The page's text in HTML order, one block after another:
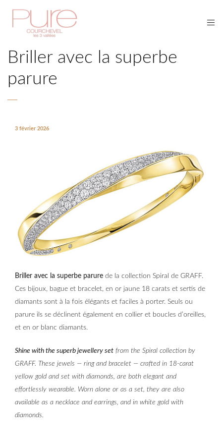
Briller avec la superbe
parure
3 février 2026
Briller avec la superbe parure de la collection Spiral de GRAFF.
Ces bijoux, bague et bracelet, en or jaune 18 carats et sertis de
diamants sont à la fois élégants et faciles à porter. Seuls ou
parure ils se déclinent également en collier et boucles d’oreilles,
et en or blanc diamants.
Shine with the superb jewellery set from the Spiral collection by
GRAFF. These jewels — ring and bracelet — crafted in 18-carat
yellow gold and set with diamonds, are both elegant and
effortlessly wearable. Worn alone or as a set, they are also
available as a necklace and earrings, and in white gold with
diamonds.